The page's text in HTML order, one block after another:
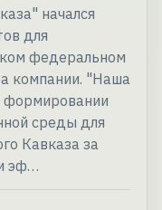
начался
для
федеральном
компании. "Наша
формировании
среды для
Кавказа за
эф…